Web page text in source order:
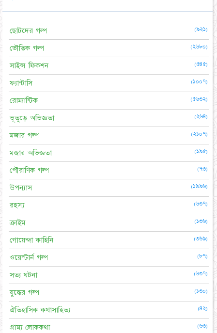
ছোটদের গল্প (৯২১)
ভৌতিক গল্প (২৬৮০)
সাইন্স ফিকশন (৫৪৫)
ফ্যান্টাসি (১০০৭)
রোম্যান্টিক (৫৬৩২)
ভূতুড়ে অভিজ্ঞতা (২৬৪)
মজার গল্প (২১০৭)
মজার অভিজ্ঞতা (১৯৫)
পৌরাণিক গল্প (৭৩)
উপন্যাস (১৯৯৬)
রহস্য (৬৩৭)
ক্রাইম (১৩৬)
গোয়েন্দা কাহিনি (৩৬৯)
ওয়েস্টার্ন গল্প (৮৭)
সত্য ঘটনা (৬৩৭)
যুদ্ধের গল্প (১৩০)
ঐতিহাসিক কথাসাহিত্য (৪২)
গ্রাম্য লোককথা (৬৩)